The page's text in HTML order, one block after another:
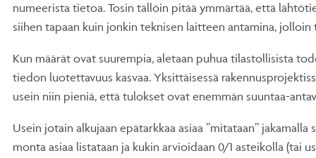
numeerista tietoa. Tosin tällöin pitää ymmärtää, että
siihen tapaan kuin jonkin teknisen laitteen antamina,
Kun määrät ovat suurempia, aletaan puhua tilastollisista
tiedon luotettavuus kasvaa. Yksittäisessä
usein niin pieniä, että tulokset ovat enemmän suuntaa-
Usein jotain alkujaan epätarkkaa asiaa ”mitataan” jakamalla
monta asiaa listataan ja kukin arvioidaan 0/1 asteikolla (tai